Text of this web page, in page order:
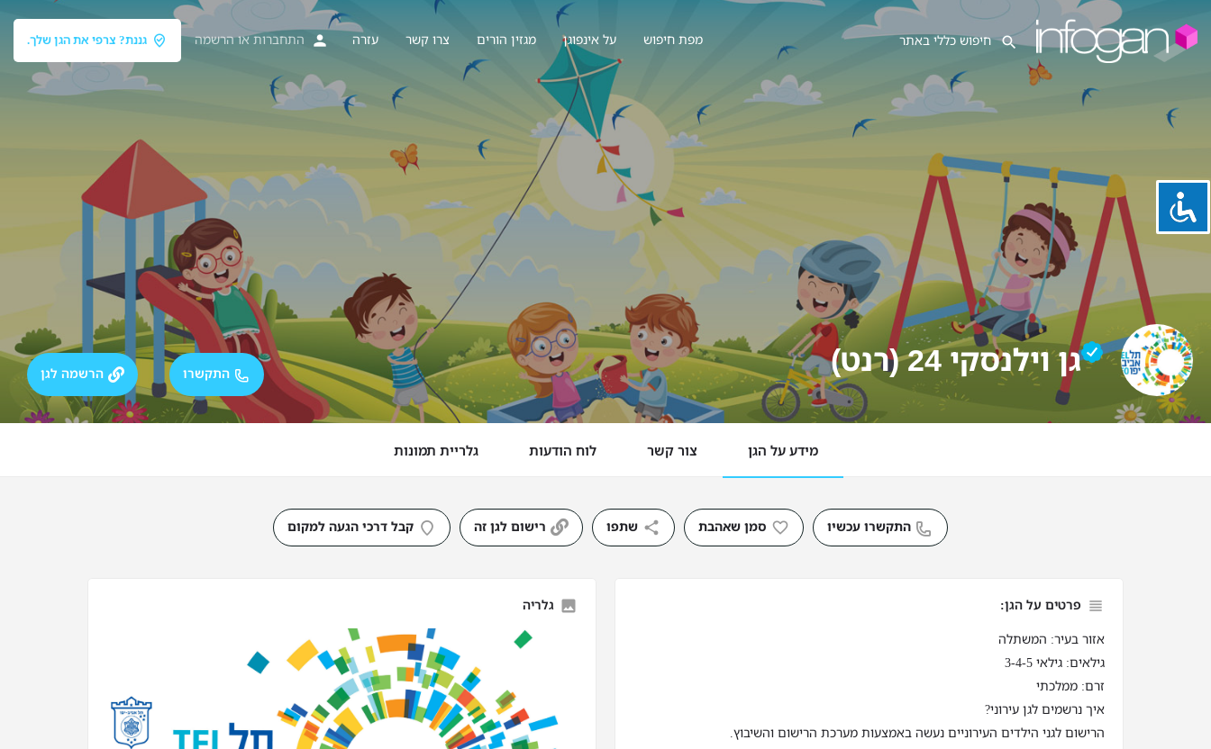
מפת חיפוש על אינפוגן מגזין הורים צרו קשר עזרה התחברות או הרשמה גננת? צרפי את הגן שלך.
גן וילנסקי 24 (רנט) התקשרו הרשמה לגן
מידע על הגן צור קשר לוח הודעות גלריית תמונות
התקשרו עכשיו סמן שאהבת שתפו רישום לגן זה קבל דרכי הגעה למקום
פרטים על הגן:
אזור בעיר: המשתלה
גילאים: גילאי 3-4-5
זרם: ממלכתי
איך נרשמים לגן עירוני?
הרישום לגני הילדים העירוניים נעשה באמצעות מערכת הרישום והשיבוץ.
גלריה